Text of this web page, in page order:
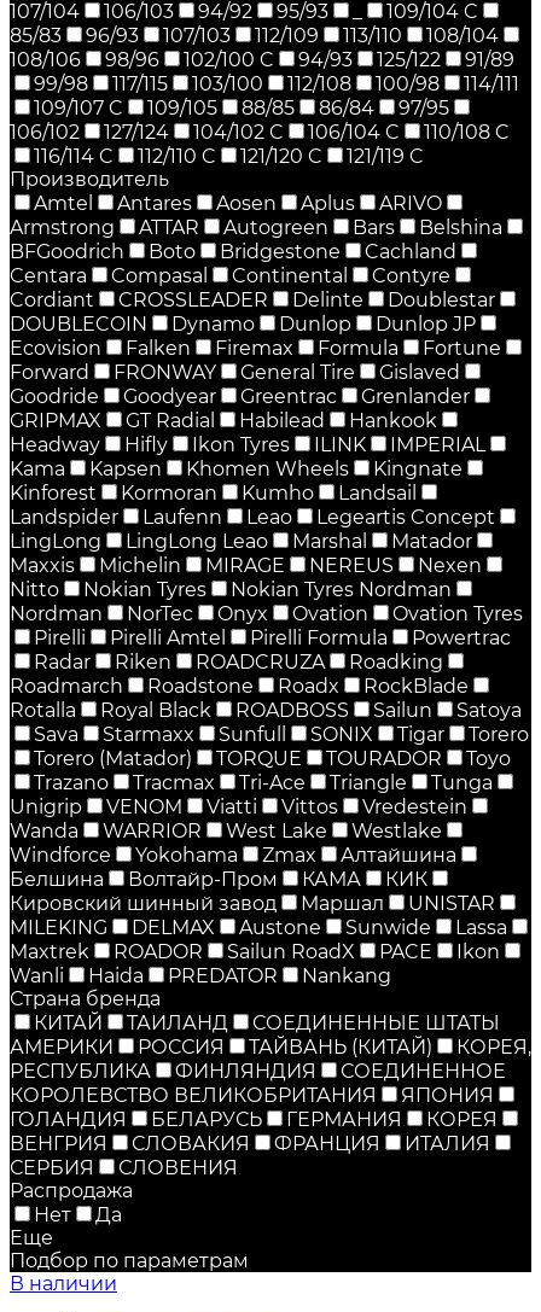
107/104
106/103 94/92 95/93
109/104 C
85/83
96/93 107/103 112/109 113/110
108/104
108/106
98/96 102/100 C 94/93 125/122
91/89
99/98
117/115 103/100 112/108 100/98
114/111
109/107 C
109/105 88/85 86/84
97/95
106/102
127/124 104/102 C 106/104 C
110/108 C
116/114 C
112/110 C 121/120 C
121/119 C
Производитель
Amtel
Antares Aosen Aplus
ARIVO
Armstrong
ATTAR Autogreen Bars
Belshina
BFGoodrich
Boto Bridgestone
Cachland
Centara
Compasal Continental
Contyre
Cordiant
CROSSLEADER Delinte
Doublestar
DOUBLECOIN
Dynamo Dunlop
Dunlop JP
Ecovision
Falken Firemax Formula
Fortune
Forward
FRONWAY General Tire
Gislaved
Goodride
Goodyear Greentrac
Grenlander
GRIPMAX
GT Radial Habilead
Hankook
Headway
Hifly Ikon Tyres ILINK
IMPERIAL
Kama
Kapsen Khomen Wheels
Kingnate
Kinforest
Kormoran Kumho
Landsail
Landspider
Laufenn Leao
Legeartis Concept
LingLong
LingLong Leao Marshal
Matador
Maxxis
Michelin MIRAGE NEREUS
Nexen
Nitto
Nokian Tyres
Nokian Tyres Nordman
Nordman
NorTec Onyx Ovation
Ovation Tyres
Pirelli
Pirelli Amtel Pirelli Formula
Powertrac
Radar
Riken ROADCRUZA
Roadking
Roadmarch
Roadstone Roadx
RockBlade
Rotalla
Royal Black ROADBOSS Sailun
Satoya
Sava
Starmaxx Sunfull SONIX Tigar
Torero
Torero (Matador)
TORQUE TOURADOR
Toyo
Trazano
Tracmax Tri-Ace Triangle
Tunga
Unigrip
VENOM Viatti Vittos
Vredestein
Wanda
WARRIOR West Lake
Westlake
Windforce
Yokohama Zmax
Алтайшина
Белшина
Волтайр-Пром КАМА
КИК
Кировский шинный завод
Маршал
UNISTAR
MILEKING
DELMAX Austone Sunwide
Lassa
Maxtrek
ROADOR Sailun RoadX PACE
Ikon
Wanli
Haida PREDATOR
Nankang
Страна бренда
КИТАЙ
ТАИЛАНД
СОЕДИНЕННЫЕ ШТАТЫ
АМЕРИКИ
РОССИЯ ТАЙВАНЬ (КИТАЙ)
КОРЕЯ,
РЕСПУБЛИКА
ФИНЛЯНДИЯ
СОЕДИНЕННОЕ
КОРОЛЕВСТВО ВЕЛИКОБРИТАНИЯ
ЯПОНИЯ
ГОЛАНДИЯ
БЕЛАРУСЬ ГЕРМАНИЯ
КОРЕЯ
ВЕНГРИЯ
СЛОВАКИЯ ФРАНЦИЯ
ИТАЛИЯ
СЕРБИЯ
СЛОВЕНИЯ
Распродажа
Нет
Да
Еще
Подбор по параметрам
В наличии